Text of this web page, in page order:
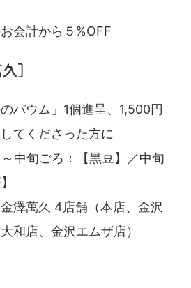
会計から５%OFF
］
バウム」1個進呈、1,500円
てくださった方に
中旬ごろ：【黒豆】／中旬
澤萬久 4店舗（本店、金沢
和店、金沢エムザ店）